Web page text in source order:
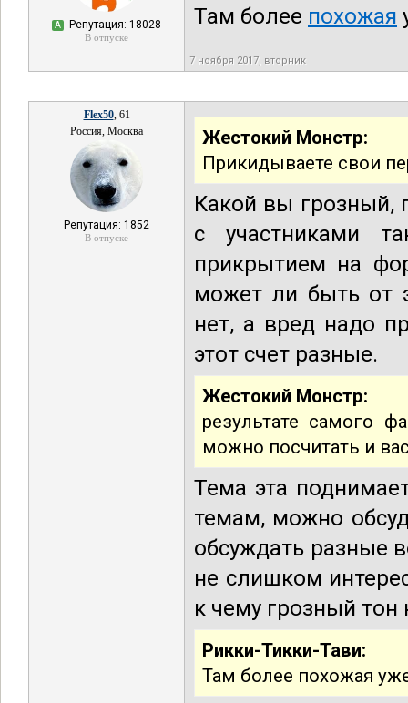
А Репутация: 18028
В отпуске
Там более похожая
7 ноября 2017, вторник
Flex50, 61
Россия, Москва
Репутация: 1852
В отпуске
Жестокий Монстр:
Прикидываете свои
Какой вы
с участниками
прикрытием на
может ли быть от
нет, а вред надо
этот счет разные.
Жестокий Монстр:
результате самого
можно посчитать и
Тема эта
темам, можно
обсуждать разные
не слишком
к чему грозный
Рикки-Тикки-Тави:
Там более похожая